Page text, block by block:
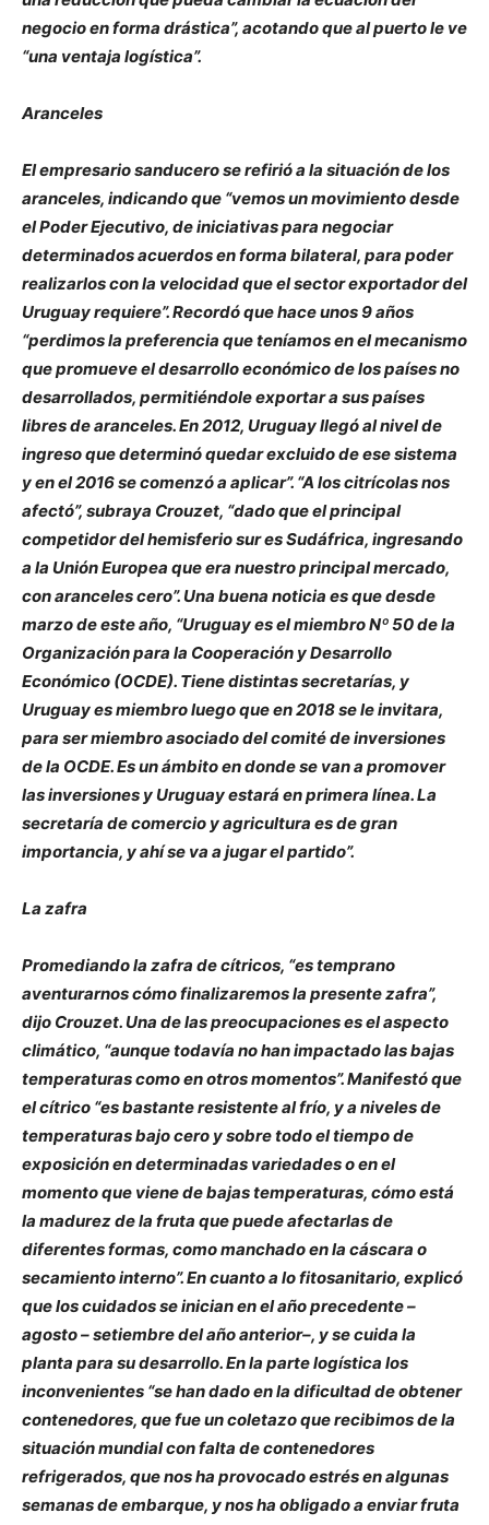
negocio en forma drástica”, acotando que al puerto le ve
“una ventaja logística”.
Aranceles
El empresario sanducero se refirió a la situación de los
aranceles, indicando que “vemos un movimiento desde
el Poder Ejecutivo, de iniciativas para negociar
determinados acuerdos en forma bilateral, para poder
realizarlos con la velocidad que el sector exportador del
Uruguay requiere”. Recordó que hace unos 9 años
“perdimos la preferencia que teníamos en el mecanismo
que promueve el desarrollo económico de los países no
desarrollados, permitiéndole exportar a sus países
libres de aranceles. En 2012, Uruguay llegó al nivel de
ingreso que determinó quedar excluido de ese sistema
y en el 2016 se comenzó a aplicar”. “A los citrícolas nos
afectó”, subraya Crouzet, “dado que el principal
competidor del hemisferio sur es Sudáfrica, ingresando
a la Unión Europea que era nuestro principal mercado,
con aranceles cero”. Una buena noticia es que desde
marzo de este año, “Uruguay es el miembro Nº 50 de la
Organización para la Cooperación y Desarrollo
Económico (OCDE). Tiene distintas secretarías, y
Uruguay es miembro luego que en 2018 se le invitara,
para ser miembro asociado del comité de inversiones
de la OCDE. Es un ámbito en donde se van a promover
las inversiones y Uruguay estará en primera línea. La
secretaría de comercio y agricultura es de gran
importancia, y ahí se va a jugar el partido”.
La zafra
Promediando la zafra de cítricos, “es temprano
aventurarnos cómo finalizaremos la presente zafra”,
dijo Crouzet. Una de las preocupaciones es el aspecto
climático, “aunque todavía no han impactado las bajas
temperaturas como en otros momentos”. Manifestó que
el cítrico “es bastante resistente al frío, y a niveles de
temperaturas bajo cero y sobre todo el tiempo de
exposición en determinadas variedades o en el
momento que viene de bajas temperaturas, cómo está
la madurez de la fruta que puede afectarlas de
diferentes formas, como manchado en la cáscara o
secamiento interno”. En cuanto a lo fitosanitario, explicó
que los cuidados se inician en el año precedente –
agosto – setiembre del año anterior–, y se cuida la
planta para su desarrollo. En la parte logística los
inconvenientes “se han dado en la dificultad de obtener
contenedores, que fue un coletazo que recibimos de la
situación mundial con falta de contenedores
refrigerados, que nos ha provocado estrés en algunas
semanas de embarque, y nos ha obligado a enviar fruta